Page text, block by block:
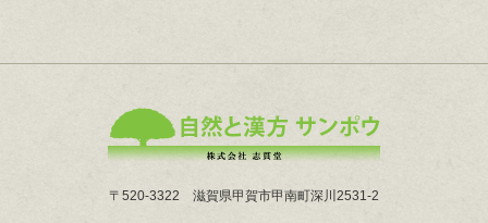
〒520-3322 滋賀県甲賀市甲南町深川2531-2